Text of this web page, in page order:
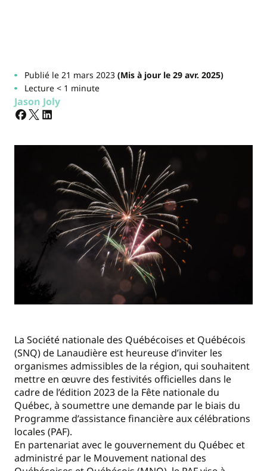
Publié le 21 mars 2023(Mis à jour le 29 avr. 2025)
Lecture < 1 minute
Jason Joly
La Société nationale des Québécoises et Québécois
(SNQ) de Lanaudière est heureuse d’inviter les
organismes admissibles de la région, qui souhaitent
mettre en œuvre des festivités officielles dans le
cadre de l’édition 2023 de la Fête nationale du
Québec, à soumettre une demande par le biais du
Programme d’assistance financière aux célébrations
locales (PAF).
En partenariat avec le gouvernement du Québec et
administré par le Mouvement national des